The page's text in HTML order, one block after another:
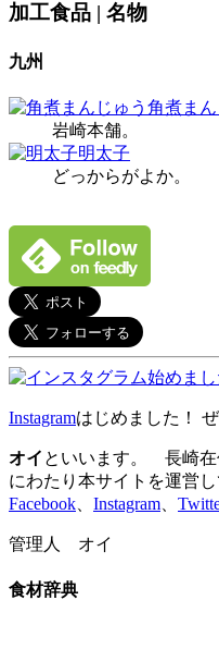
加工食品 | 名物
九州
角煮まん
岩崎本舗。
明太子
どっからがよか。
Instagramはじめました！
オイ といいます。 長崎在
にわたり本サイトを運営
Facebook
Instagram
管理人 オイ
食材辞典